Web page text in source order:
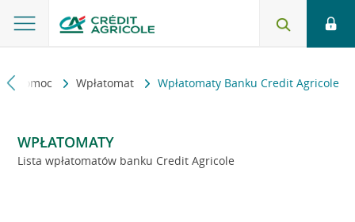
i pomoc Wpłatomat Wpłatomaty Banku Credit Agricole
WPŁATOMATY
Lista wpłatomatów banku Credit Agricole